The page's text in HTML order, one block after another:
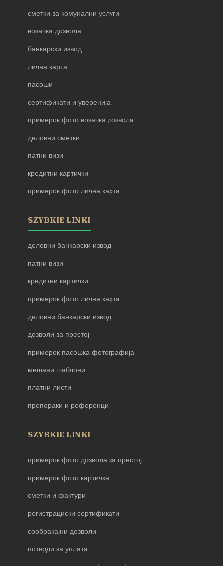
сметки за комунални услуги
возачка дозвола
банкарски извод
лична карта
пасоши
сертификати и уверенија
примерок фото возачка дозвола
деловни сметки
патни визи
кредитни картички
примерок фото лична карта
SZYBKIE LINKI
деловни банкарски извод
патни визи
кредитни картички
примерок фото лична карта
деловни банкарски извод
дозволи за престој
примерок пасошка фотографија
мешани шаблони
платни листи
препораки и референци
SZYBKIE LINKI
примерок фото дозвола за престој
примерок фото картичка
сметки и фактури
регистрациски сертификати
сообраќајни дозволи
потврди за уплата